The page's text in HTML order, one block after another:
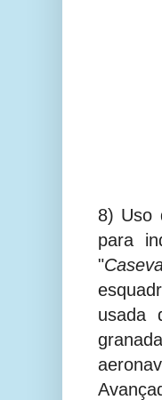
8) Uso
para
"
usada